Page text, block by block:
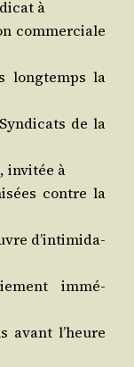
à
com­mer­ciale
long­temps la
de la
invi­tée à
contre la
d’in­ti­mi­da­
immé­
avant l’heure